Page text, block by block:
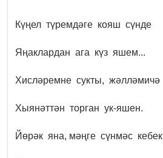
Күңел түремдәге кояш сүнде
Яңаклардан ага күз яшем...
Хисләремне сукты, жәлләмичә
Хыянәттән торган ук-яшен.
Йөрәк яна, мәңге сүнмәс кебек